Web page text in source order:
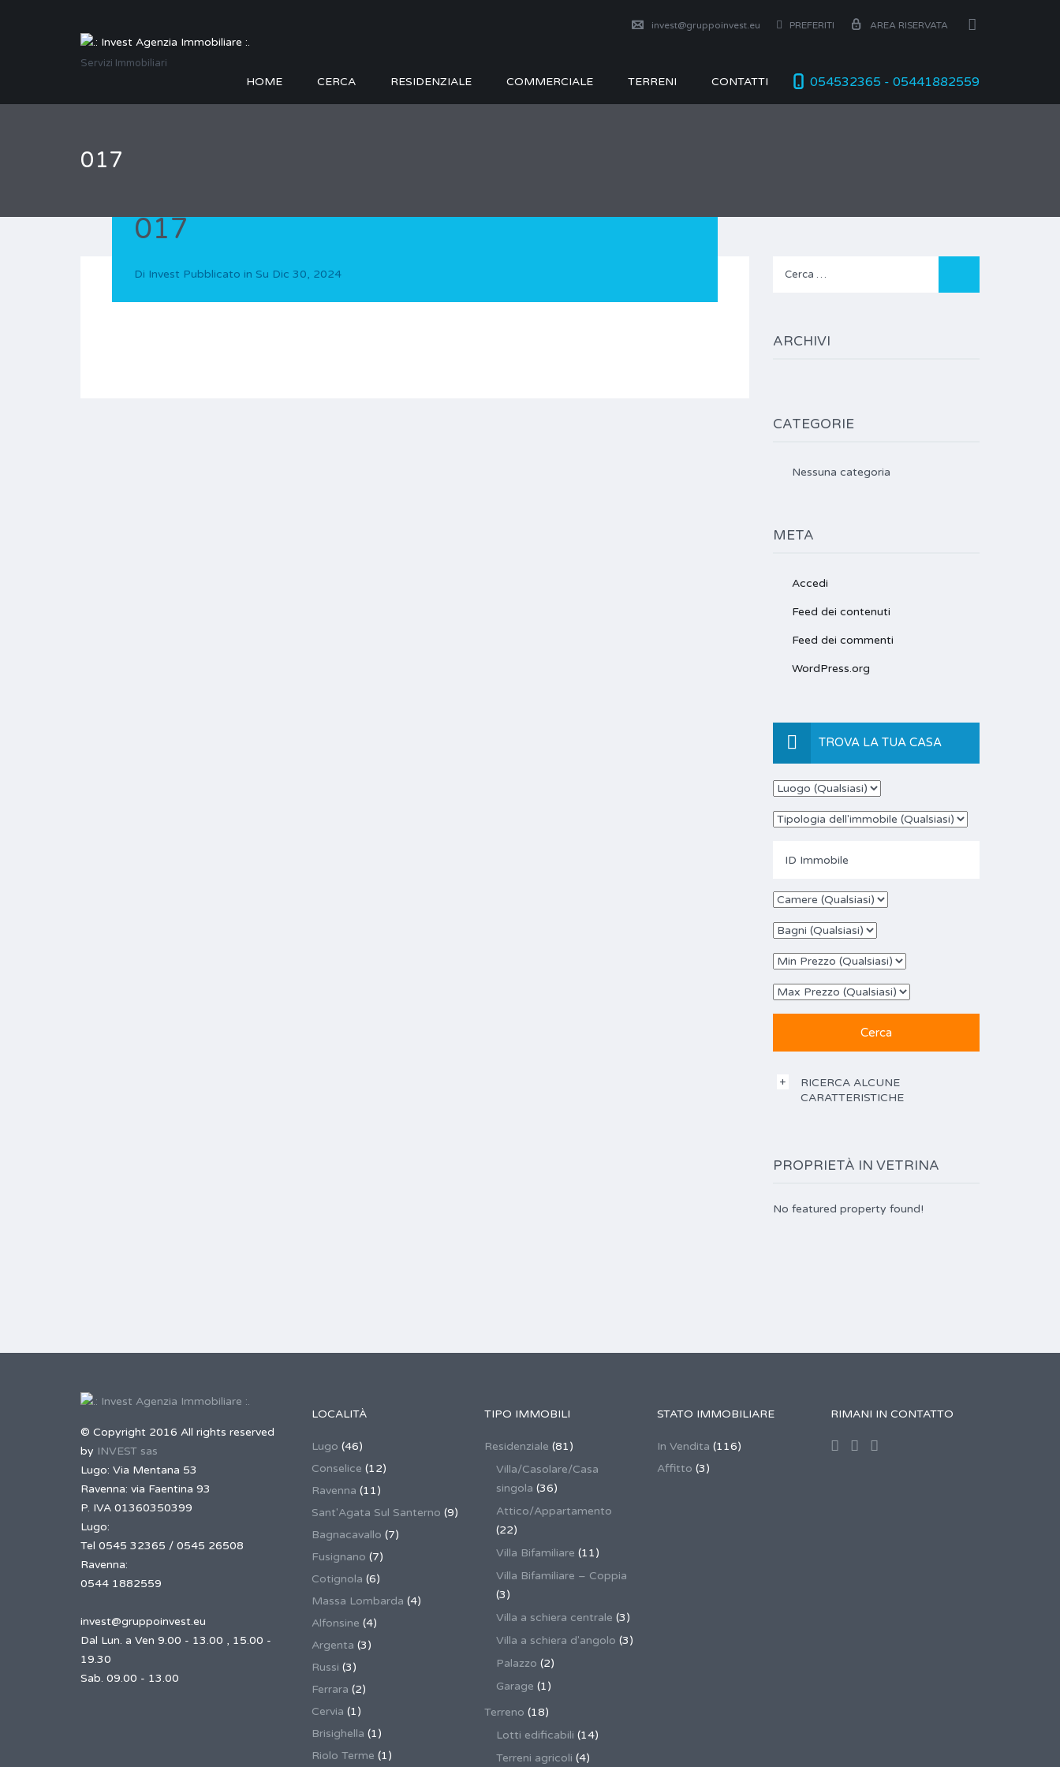
Servizi Immobiliari
invest@gruppoinvest.eu PREFERITI AREA RISERVATA
054532365 - 05441882559
HOME CERCA RESIDENZIALE COMMERCIALE TERRENI CONTATTI
017
017
Di Invest Pubblicato in Su Dic 30, 2024
ARCHIVI
CATEGORIE
Nessuna categoria
META
Accedi
Feed dei contenuti
Feed dei commenti
WordPress.org
TROVA LA TUA CASA
RICERCA ALCUNE
CARATTERISTICHE
PROPRIETÀ IN VETRINA
No featured property found!
© Copyright 2016 All rights reserved
by INVEST sas
Lugo: Via Mentana 53
Ravenna: via Faentina 93
P. IVA 01360350399
Lugo:
Tel 0545 32365 / 0545 26508
Ravenna:
0544 1882559
invest@gruppoinvest.eu
Dal Lun. a Ven 9.00 - 13.00 , 15.00 -
19.30
Sab. 09.00 - 13.00
LOCALITÀ
Lugo (46)
Conselice (12)
Ravenna (11)
Sant'Agata Sul Santerno (9)
Bagnacavallo (7)
Fusignano (7)
Cotignola (6)
Massa Lombarda (4)
Alfonsine (4)
Argenta (3)
Russi (3)
Ferrara (2)
Cervia (1)
Brisighella (1)
Riolo Terme (1)
TIPO IMMOBILI
Residenziale (81)
Villa/Casolare/Casa
singola (36)
Attico/Appartamento
(22)
Villa Bifamiliare (11)
Villa Bifamiliare – Coppia
(3)
Villa a schiera centrale (3)
Villa a schiera d'angolo (3)
Palazzo (2)
Garage (1)
Terreno (18)
Lotti edificabili (14)
Terreni agricoli (4)
STATO IMMOBILIARE
In Vendita (116)
Affitto (3)
RIMANI IN CONTATTO